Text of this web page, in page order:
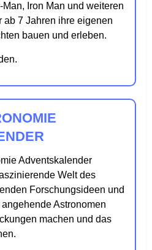
Iron Man und weiteren
ab 7 Jahren ihre eigenen
bauen und erleben.
Adventskalender
Welt des
Forschungsideen und
Astronomen
machen und das